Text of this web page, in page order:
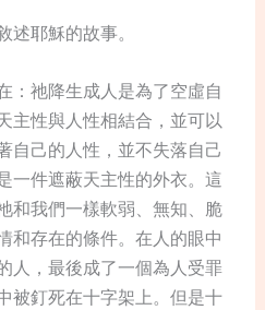
耶穌的故事。
： 祂降生成人是為了空虛自
主性與人性相結合，並可以
自己的人性，並不失落自己
一件遮蔽天主性的外衣。這
和我們一樣軟弱、無知、脆
和存在的條件。在人的眼中
人，最後成了一個為人受罪
被釘死在十字架上。但是十